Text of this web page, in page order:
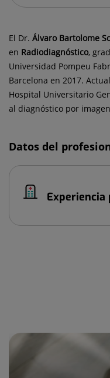
El Dr. Álvaro Bartolome
en Radiodiagnóstico,
Universidad Pompeu
Barcelona en 2017.
Hospital Universitario
al diagnóstico por
Datos del